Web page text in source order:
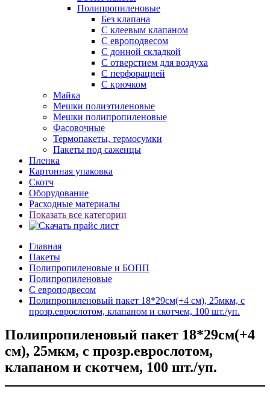
Полипропиленовые
Без клапана
C клеевым клапаном
С европодвесом
С донной складкой
С отверстием для воздуха
С перфорацией
С крючком
Майка
Мешки полиэтиленовые
Мешки полипропиленовые
Фасовочные
Термопакеты, термосумки
Пакеты под саженцы
Пленка
Картонная упаковка
Скотч
Оборудование
Расходные материалы
Показать все категории
Главная
Пакеты
Полипропиленовые и БОПП
Полипропиленовые
С европодвесом
Полипропиленовый пакет 18*29см(+4 см), 25мкм, с
прозр.еврослотом, клапаном и скотчем, 100 шт./уп.
Полипропиленовый пакет 18*29см(+4
см), 25мкм, с прозр.еврослотом,
клапаном и скотчем, 100 шт./уп.